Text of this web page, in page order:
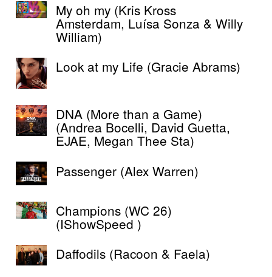
My oh my (Kris Kross
Amsterdam, Luísa Sonza & Willy
William)
Look at my Life (Gracie Abrams)
DNA (More than a Game)
(Andrea Bocelli, David Guetta,
EJAE, Megan Thee Sta)
Passenger (Alex Warren)
Champions (WC 26)
(IShowSpeed )
Daffodils (Racoon & Faela)